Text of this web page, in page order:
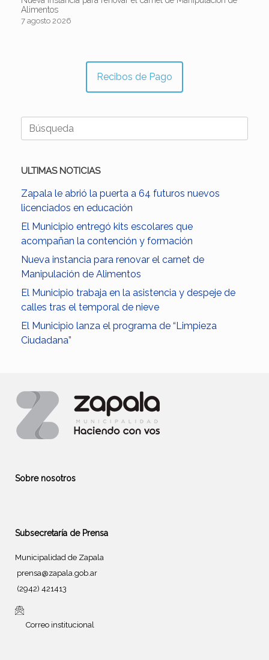
Alimentos
7 agosto 2026
Recibos de Pago
Buscar:
ULTIMAS NOTICIAS
Zapala le abrió la puerta a 64 futuros nuevos
licenciados en educación
El Municipio entregó kits escolares que
acompañan la contención y formación
Nueva instancia para renovar el carnet de
Manipulación de Alimentos
El Municipio trabaja en la asistencia y despeje de
calles tras el temporal de nieve
El Municipio lanza el programa de “Limpieza
Ciudadana”
Sobre nosotros
Subsecretaría de Prensa
Municipalidad de Zapala
prensa@zapala.gob.ar
(2942) 421413
Correo institucional